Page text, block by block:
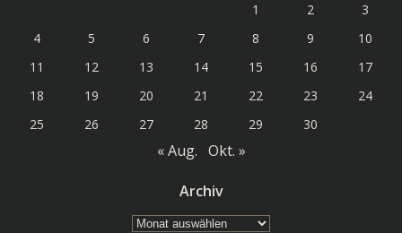
1
2
3
4
5 6 7 8 9
10
11
12 13 14 15 16
17
18
19 20 21 22 23
24
25
26 27 28 29 30
« Aug. Okt. »
Archiv
Archiv